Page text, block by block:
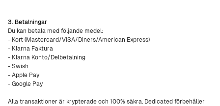
3. Betalningar
Du kan betala med följande medel:
- Kort (Mastercard/VISA/Diners/American Express)
- Klarna Faktura
- Klarna Konto/Delbetalning
- Swish
- Apple Pay
- Google Pay
Alla transaktioner är krypterade och 100% säkra. Dedicated förbehåller